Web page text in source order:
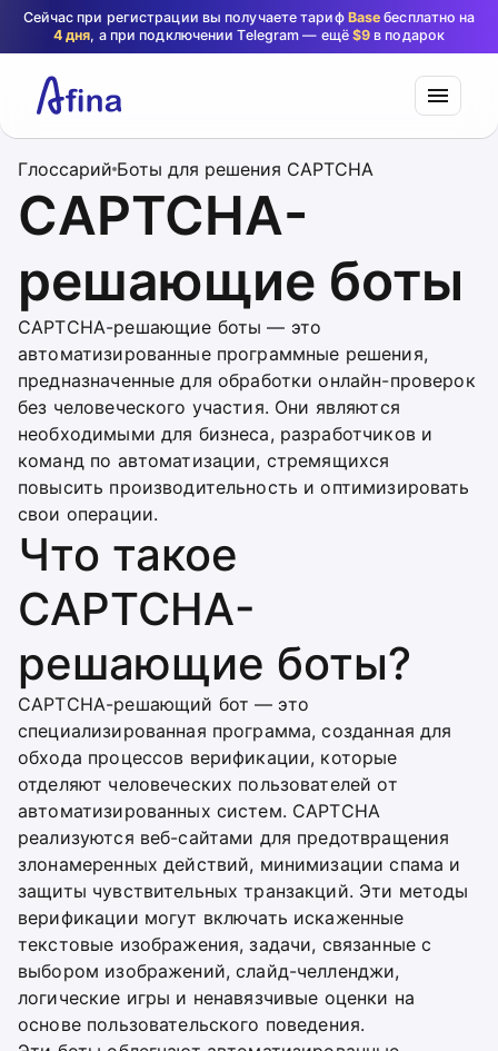
Сейчас при регистрации вы получаете тариф Base бесплатно на
4 дня, а при подключении Telegram — ещё $9 в подарок
Глоссарий Боты для решения CAPTCHA
CAPTCHA-
решающие боты
CAPTCHA-решающие боты — это
автоматизированные программные решения,
предназначенные для обработки онлайн-проверок
без человеческого участия. Они являются
необходимыми для бизнеса, разработчиков и
команд по автоматизации, стремящихся
повысить производительность и оптимизировать
свои операции.
Что такое
CAPTCHA-
решающие боты?
CAPTCHA-решающий бот — это
специализированная программа, созданная для
обхода процессов верификации, которые
отделяют человеческих пользователей от
автоматизированных систем. CAPTCHA
реализуются веб-сайтами для предотвращения
злонамеренных действий, минимизации спама и
защиты чувствительных транзакций. Эти методы
верификации могут включать искаженные
текстовые изображения, задачи, связанные с
выбором изображений, слайд-челленджи,
логические игры и ненавязчивые оценки на
основе пользовательского поведения.